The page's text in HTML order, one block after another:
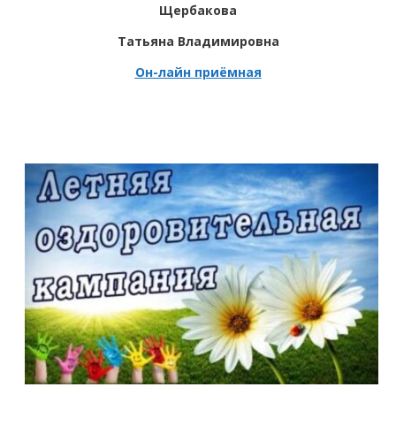
Щербакова
Татьяна Владимировна
Он-лайн приёмная